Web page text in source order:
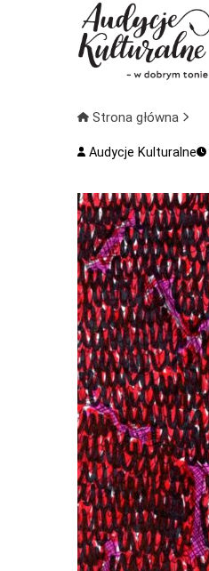
Strona główna
Audycje Kulturalne